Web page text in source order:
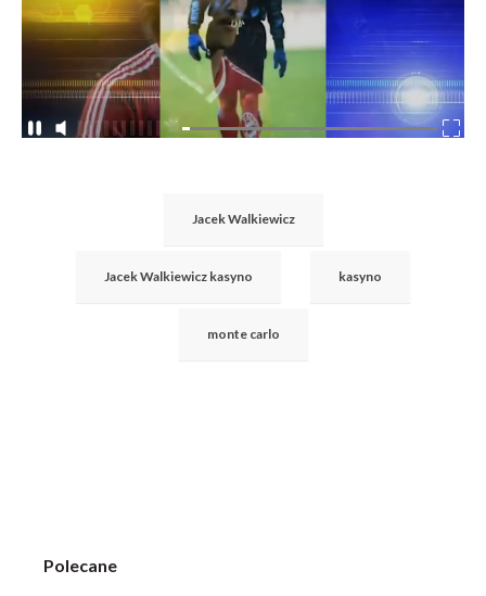
Jacek Walkiewicz
Jacek Walkiewicz kasyno kasyno
monte carlo
Polecane